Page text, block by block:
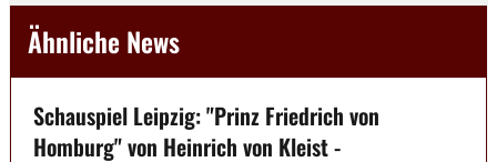
Ähnliche News
Schauspiel Leipzig: "Prinz Friedrich von
Homburg" von Heinrich von Kleist -